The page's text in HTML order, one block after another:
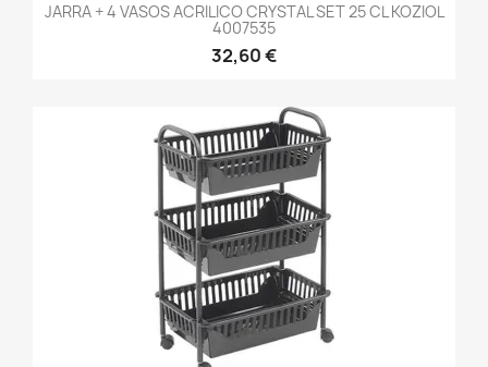
JARRA + 4 VASOS ACRILICO CRYSTAL SET 25 CL KOZIOL
4007535
32,60 €